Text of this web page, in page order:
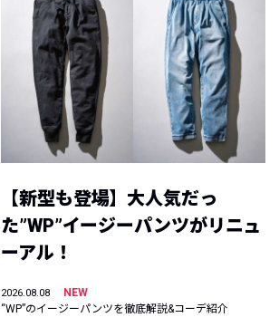
【新型も登場】大人気だっ
た”WP”イージーパンツがリニュ
ーアル！
2026.08.08
NEW
“WP”のイージーパンツを徹底解説&コーデ紹介